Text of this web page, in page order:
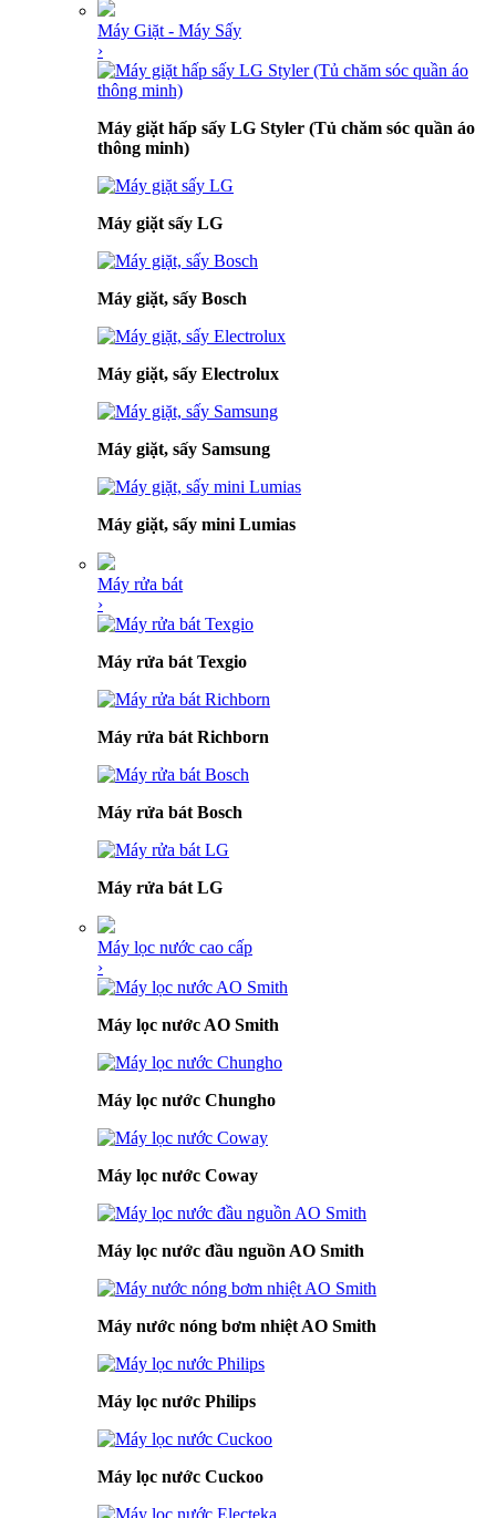
Máy Giặt - Máy Sấy
›
Máy giặt hấp sấy LG Styler (Tủ chăm sóc quần áo
thông minh)
Máy giặt sấy LG
Máy giặt, sấy Bosch
Máy giặt, sấy Electrolux
Máy giặt, sấy Samsung
Máy giặt, sấy mini Lumias
Máy rửa bát
›
Máy rửa bát Texgio
Máy rửa bát Richborn
Máy rửa bát Bosch
Máy rửa bát LG
Máy lọc nước cao cấp
›
Máy lọc nước AO Smith
Máy lọc nước Chungho
Máy lọc nước Coway
Máy lọc nước đầu nguồn AO Smith
Máy nước nóng bơm nhiệt AO Smith
Máy lọc nước Philips
Máy lọc nước Cuckoo